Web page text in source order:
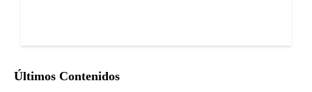
Últimos Contenidos